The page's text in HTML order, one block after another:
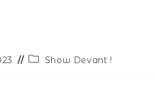
Show Devant !